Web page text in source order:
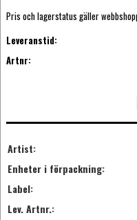
Pris och lagerstatus gäller
Leveranstid:
Artnr:
Artist:
Enheter i förpackning:
Label:
Lev. Artnr.: